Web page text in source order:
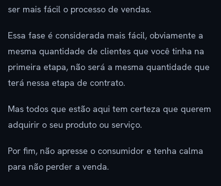
ser mais fácil o processo de vendas.
Essa fase é considerada mais fácil, obviamente a
mesma quantidade de clientes que você tinha na
primeira etapa, não será a mesma quantidade que
terá nessa etapa de contrato.
Mas todos que estão aqui tem certeza que querem
adquirir o seu produto ou serviço.
Por fim, não apresse o consumidor e tenha calma
para não perder a venda.